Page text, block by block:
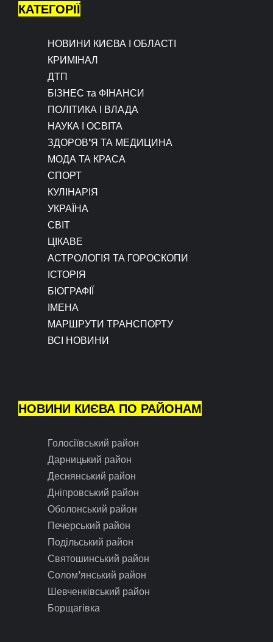
КАТЕГОРІЇ
НОВИНИ КИЄВА І ОБЛАСТІ
КРИМІНАЛ
ДТП
БІЗНЕС та ФІНАНСИ
ПОЛІТИКА І ВЛАДА
НАУКА І ОСВІТА
ЗДОРОВ’Я ТА МЕДИЦИНА
МОДА ТА КРАСА
СПОРТ
КУЛІНАРІЯ
УКРАЇНА
СВІТ
ЦІКАВЕ
АСТРОЛОГІЯ ТА ГОРОСКОПИ
ІСТОРІЯ
БІОГРАФІЇ
ІМЕНА
МАРШРУТИ ТРАНСПОРТУ
ВСІ НОВИНИ
НОВИНИ КИЄВА ПО РАЙОНАМ
Голосіївський район
Дарницький район
Деснянський район
Дніпровський район
Оболонський район
Печерський район
Подільський район
Святошинський район
Солом’янський район
Шевченківський район
Борщагівка